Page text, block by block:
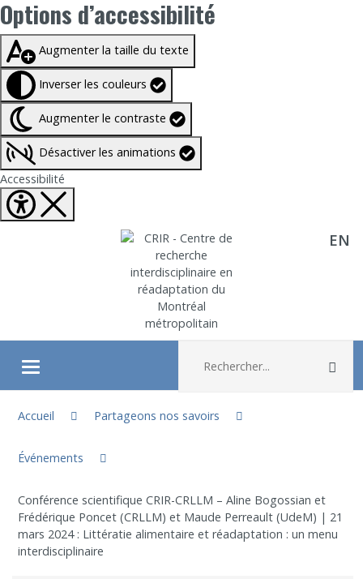
Options d’accessibilité
Taille du texte à100%
Augmenter la taille du texte
Inverser les couleurs
Augmenter le contraste
Désactiver les animations
Accessibilité
Aller directement au contenu EN
Ouvrir/fermer le menu
À propos
Recherche
Membres
Étudiants
Accueil
Partageons nos savoirs
Événements
Conférence scientifique CRIR-CRLLM – Aline Bogossian et
Frédérique Poncet (CRLLM) et Maude Perreault (UdeM) | 21
mars 2024 : Littératie alimentaire et réadaptation : un menu
interdisciplinaire